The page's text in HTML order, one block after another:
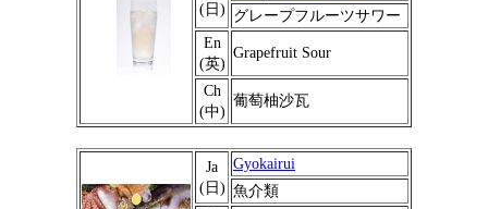
(日) グレープフルーツサワー
En
(英)
Grapefruit Sour
Ch
(中)
葡萄柚沙瓦
Ja
(日)
Gyokairui
魚介類